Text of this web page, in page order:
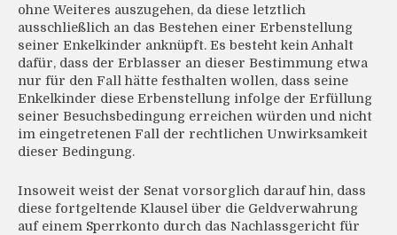
ohne Weiteres auszugehen, da diese letztlich
ausschließlich an das Bestehen einer Erbenstellung
seiner Enkelkinder anknüpft. Es besteht kein Anhalt
dafür, dass der Erblasser an dieser Bestimmung etwa
nur für den Fall hätte festhalten wollen, dass seine
Enkelkinder diese Erbenstellung infolge der Erfüllung
seiner Besuchsbedingung erreichen würden und nicht
im eingetretenen Fall der rechtlichen Unwirksamkeit
dieser Bedingung.
Insoweit weist der Senat vorsorglich darauf hin, dass
diese fortgeltende Klausel über die Geldverwahrung
auf einem Sperrkonto durch das Nachlassgericht für